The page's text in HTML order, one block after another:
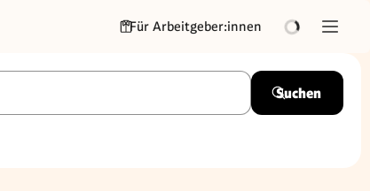
Für Arbeitgeber:innen
Suchen